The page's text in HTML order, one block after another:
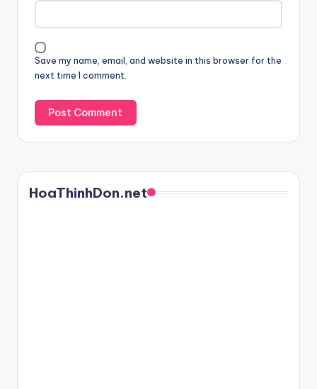
Save my name, email, and website in this browser for the
next time I comment.
HoaThinhDon.net